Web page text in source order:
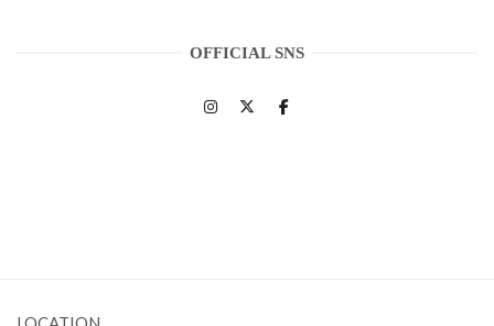
OFFICIAL SNS